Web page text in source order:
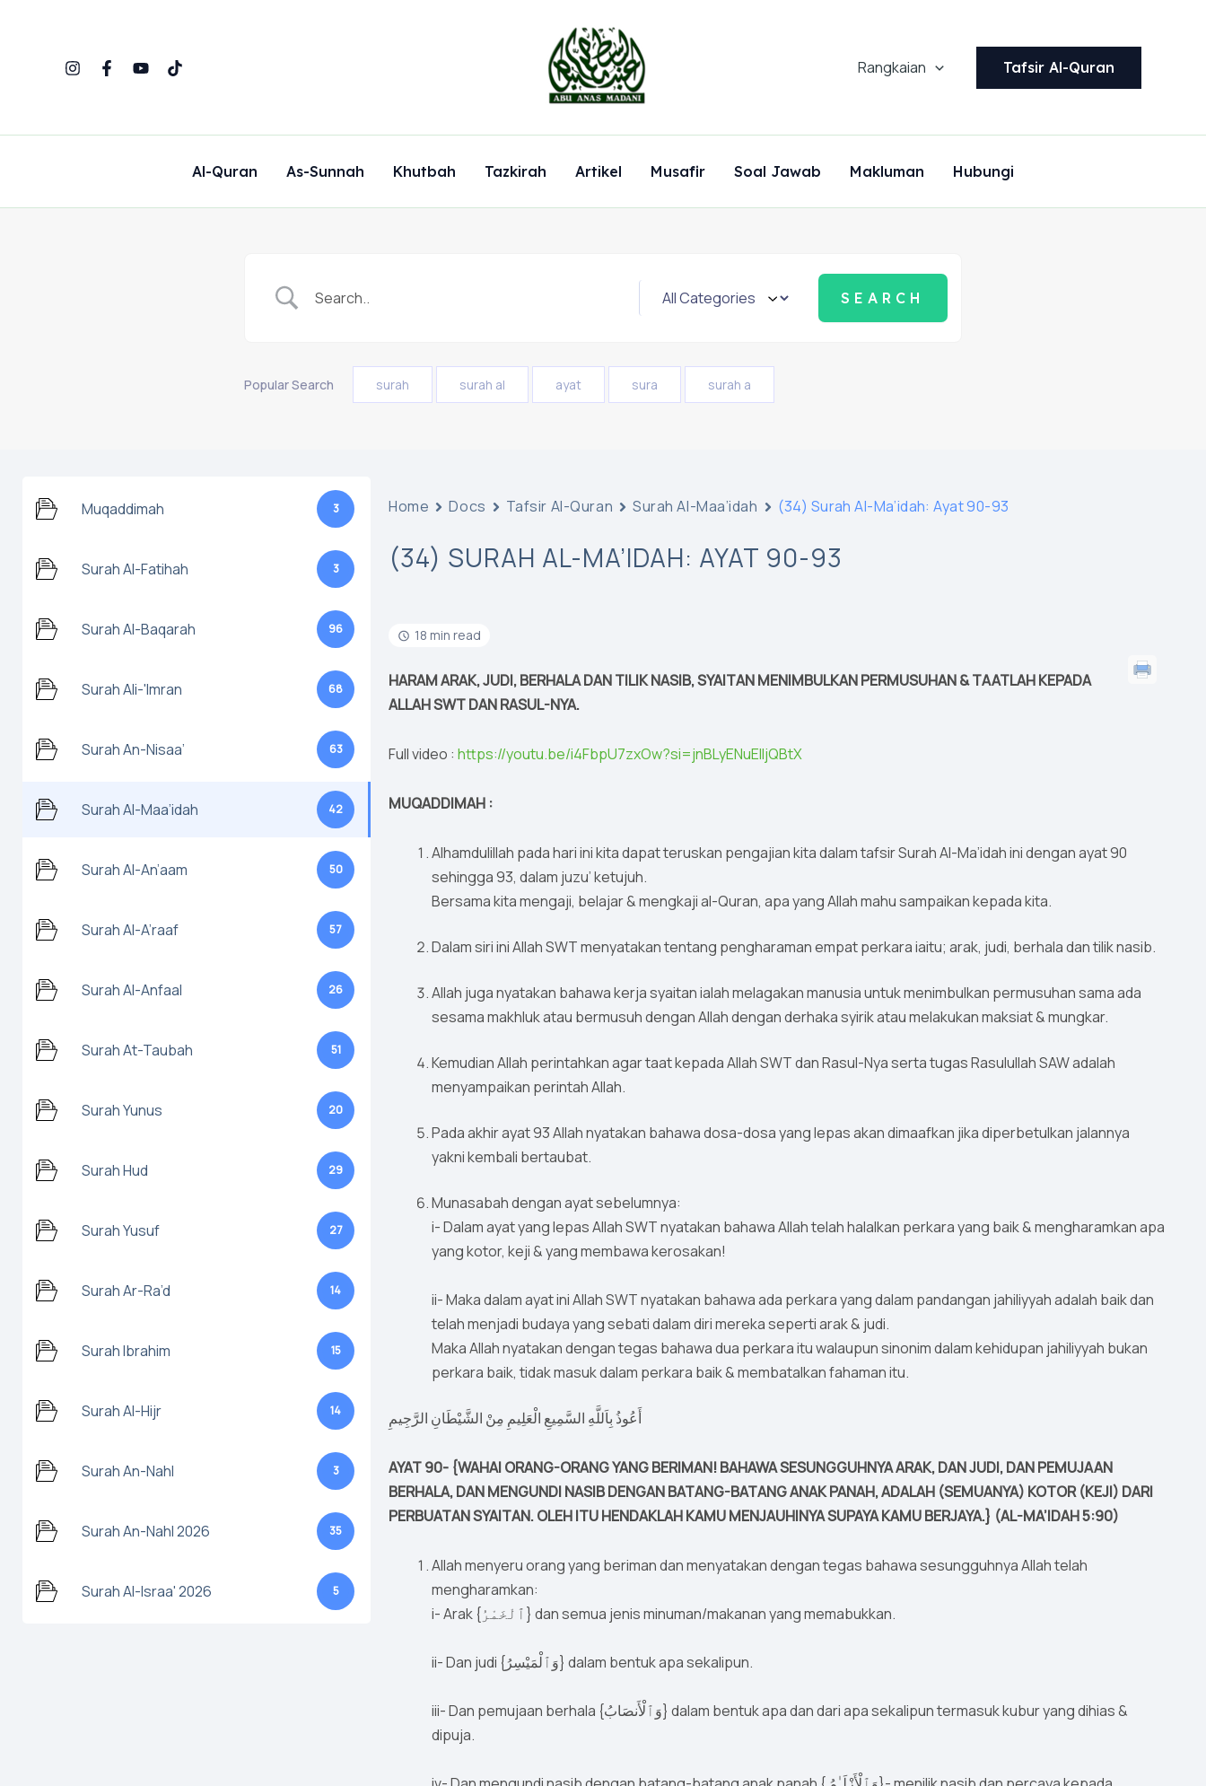
Rangkaian Tafsir Al-Quran
Al-Quran As-Sunnah Khutbah Tazkirah Artikel Musafir Soal Jawab Makluman Hubungi
Popular Search surah surah al ayat sura surah a
Muqaddimah 3
Surah Al-Fatihah 3
Surah Al-Baqarah 96
Surah Ali-'Imran 68
Surah An-Nisaa’ 63
Surah Al-Maa’idah 42
Surah Al-An’aam 50
Surah Al-A’raaf 57
Surah Al-Anfaal 26
Surah At-Taubah 51
Surah Yunus 20
Surah Hud 29
Surah Yusuf 27
Surah Ar-Ra’d 14
Surah Ibrahim 15
Surah Al-Hijr 14
Surah An-Nahl 3
Surah An-Nahl 2026 35
Surah Al-Israa' 2026 5
Home Docs Tafsir Al-Quran Surah Al-Maa’idah (34) Surah Al-Ma’idah: Ayat 90-93
(34) SURAH AL-MA’IDAH: AYAT 90-93
18 min read
HARAM ARAK, JUDI, BERHALA DAN TILIK NASIB, SYAITAN MENIMBULKAN PERMUSUHAN & TAATLAH KEPADA
ALLAH SWT DAN RASUL-NYA.
Full video :https://youtu.be/i4FbpU7zxOw?si=jnBLyENuElIjQBtX
MUQADDIMAH :
Alhamdulillah pada hari ini kita dapat teruskan pengajian kita dalam tafsir Surah Al-Ma’idah ini dengan ayat 90
sehingga 93, dalam juzu’ ketujuh.
Bersama kita mengaji, belajar & mengkaji al-Quran, apa yang Allah mahu sampaikan kepada kita.
Dalam siri ini Allah SWT menyatakan tentang pengharaman empat perkara iaitu; arak, judi, berhala dan tilik nasib.
Allah juga nyatakan bahawa kerja syaitan ialah melagakan manusia untuk menimbulkan permusuhan sama ada
sesama makhluk atau bermusuh dengan Allah dengan derhaka syirik atau melakukan maksiat & mungkar.
Kemudian Allah perintahkan agar taat kepada Allah SWT dan Rasul-Nya serta tugas Rasulullah SAW adalah
menyampaikan perintah Allah.
Pada akhir ayat 93 Allah nyatakan bahawa dosa-dosa yang lepas akan dimaafkan jika diperbetulkan jalannya
yakni kembali bertaubat.
Munasabah dengan ayat sebelumnya:
i- Dalam ayat yang lepas Allah SWT nyatakan bahawa Allah telah halalkan perkara yang baik & mengharamkan apa
yang kotor, keji & yang membawa kerosakan!
ii- Maka dalam ayat ini Allah SWT nyatakan bahawa ada perkara yang dalam pandangan jahiliyyah adalah baik dan
telah menjadi budaya yang sebati dalam diri mereka seperti arak & judi.
Maka Allah nyatakan dengan tegas bahawa dua perkara itu walaupun sinonim dalam kehidupan jahiliyyah bukan
perkara baik, tidak masuk dalam perkara baik & membatalkan fahaman itu.
AYAT 90- {WAHAI ORANG-ORANG YANG BERIMAN! BAHAWA SESUNGGUHNYA ARAK, DAN JUDI, DAN PEMUJAAN
BERHALA, DAN MENGUNDI NASIB DENGAN BATANG-BATANG ANAK PANAH, ADALAH (SEMUANYA) KOTOR (KEJI) DARI
PERBUATAN SYAITAN. OLEH ITU HENDAKLAH KAMU MENJAUHINYA SUPAYA KAMU BERJAYA.} (AL-MA’IDAH 5:90)
Allah menyeru orang yang beriman dan menyatakan dengan tegas bahawa sesungguhnya Allah telah
mengharamkan:
i- Arak {ٱلْخَمْرُ} dan semua jenis minuman/makanan yang memabukkan.
ii- Dan judi {وَٱلْمَيْسِرُ} dalam bentuk apa sekalipun.
iii- Dan pemujaan berhala {وَٱلْأَنصَابُ} dalam bentuk apa dan dari apa sekalipun termasuk kubur yang dihias &
dipuja.